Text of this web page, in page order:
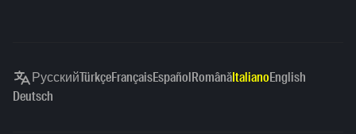
РусскийTürkçeFrançaisEspañolRomânăItalianoEnglish
Deutsch